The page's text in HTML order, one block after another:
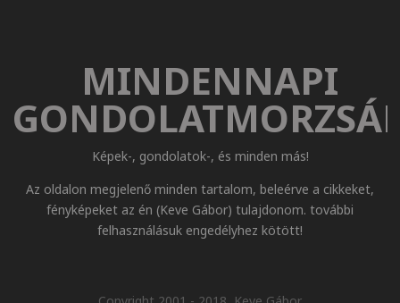
MINDENNAPI
Képek-, gondolatok-, és minden más!
Az oldalon megjelenő minden tartalom, beleérve a cikkeket,
fényképeket az én (Keve Gábor) tulajdonom. további
felhasználásuk engedélyhez kötött!